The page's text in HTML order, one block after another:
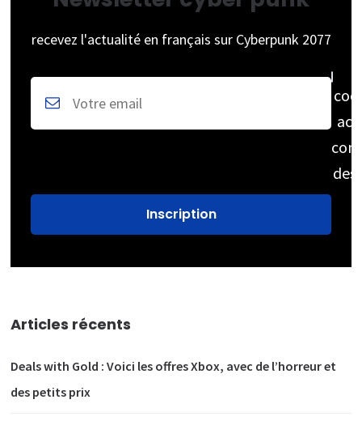
recevez l'actualité en français sur Cyberpunk 2077
des
Articles récents
Deals with Gold : Voici les offres Xbox, avec de l’horreur et
des petits prix